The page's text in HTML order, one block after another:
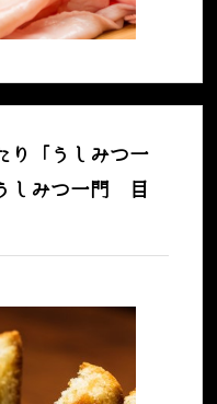
り「うしみつ一
しみつ一門 目